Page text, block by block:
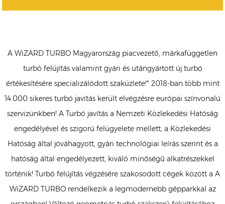
A WiZARD TURBO Magyarország piacvezető, márkafüggetlen
turbó felújítás valamint gyári és utángyártott új turbó
értékesítésére specializálódott szaküzlete!* 2018-ban több mint
14.000 sikeres turbó javítás került elvégzésre európai színvonalú
szervizünkben! A Turbó javítás a Nemzeti Közlekedési Hatóság
engedélyével és szigorú felügyelete mellett, a Közlekedési
Hatóság által jóváhagyott, gyári technológiai leírás szerint és a
hatóság által engedélyezett, kiváló minőségű alkatrészekkel
történik! Turbó felújítás végzésére szakosodott cégek között a A
WiZARD TURBO rendelkezik a legmodernebb gépparkkal az